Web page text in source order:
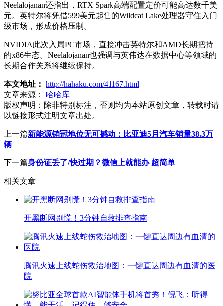
Neelalojanan还指出，RTX Spark高端配置定价可能高达数千美
元。英特尔将凭借599美元起售的Wildcat Lake处理器守住入门
级市场，形成价格压制。
NVIDIA此次入局PC市场，直接冲击英特尔和AMD长期把持
的x86生态。Neelalojanan也强调与英伟达在数据中心等领域的
长期合作关系将继续保持。
本文地址： http://hahaku.com/41167.html
文章来源：
哈哈库
版权声明： 除非特别标注，否则均为本站原创文章，转载时请
以链接形式注明文章出处。
上一篇新能源销冠地位无可撼动：比亚迪5月汽车销量38.3万
辆
下一篇身份证丢了/快过期？微信上就能办 超简单
相关文章
开黑断网别慌！3分钟自救排查指南
腾讯火速上线蛇伤救治地图：一键直达周边有血清的医
院